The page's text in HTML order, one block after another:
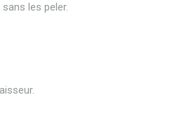
les peler.